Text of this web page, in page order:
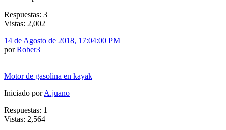
Respuestas: 3
Vistas: 2,002
14 de Agosto de 2018, 17:04:00 PM
porRober3
Motor de gasolina en kayak
Iniciado porA.juano
Respuestas: 1
Vistas: 2,564